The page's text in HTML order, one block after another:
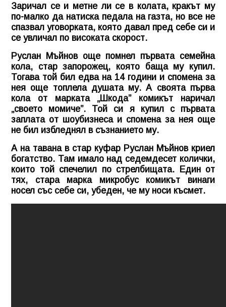
Заричал се и метне ли се в колата, кракът му
по-малко да натиска педала на газта, но все не
спазвал уговорката, която давал пред себе си и
се увличал по високата скорост.
Руслан Мъйнов още помнел първата семейна
кола, стар запорожец, която баща му купил.
Тогава той бил едва на 14 години и спомена за
нея още топлела душата му. А своята първа
кола от марката „Шкода” комикът наричал
„своето момиче”. Той си я купил с първата
заплата от шоубизнеса и спомена за нея още
не бил избледнял в съзнанието му.
А на тавана в стар куфар Руслан Мъйнов криел
богатство. Там имало над седемдесет колички,
които той спечелил по стрелбищата. Един от
тях, стара марка микробус комикът винаги
носел със себе си, убеден, че му носи късмет.